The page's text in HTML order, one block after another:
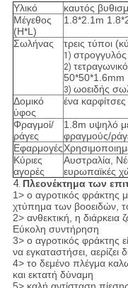
Υλικό
καυτός
Μέγεθος
(H*L)
1.8*2.1m
Σωλήνας τρεις τύποι
1)
2)
50*50*1.6mm
3) ωοειδής
Δομικό
ύφος
ένα
Φραγμοί/
ράγες
1.8m υψηλό
φραγμούς/
Εφαρμογές
Κύριες
αγορές
Αυστραλία,
ευρωπαϊκές
4. Πλεονέκτημα των
1> ο αγροτικός φράκτης
χτύπημα των βοοειδών,
2> ανθεκτική, η διάρκεια
Εύκολη συντήρηση
3> ο αγροτικός φράκτης
να εγκαταστήσει, αερίζει
4> το δεμένο πλέγμα
και εκτατή δύναμη